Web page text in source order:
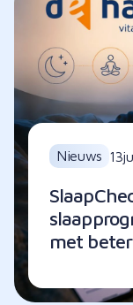
Nieuws 13
met